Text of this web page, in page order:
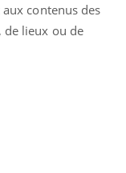
contenus des
de lieux ou de